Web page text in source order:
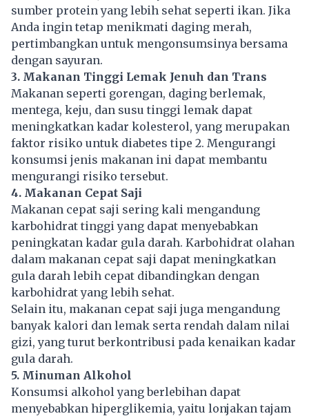
sumber protein yang lebih sehat seperti ikan. Jika
Anda ingin tetap menikmati daging merah,
pertimbangkan untuk mengonsumsinya bersama
dengan sayuran.
3. Makanan Tinggi Lemak Jenuh dan Trans
Makanan seperti gorengan, daging berlemak,
mentega, keju, dan susu tinggi lemak dapat
meningkatkan kadar kolesterol, yang merupakan
faktor risiko untuk diabetes tipe 2. Mengurangi
konsumsi jenis makanan ini dapat membantu
mengurangi risiko tersebut.
4. Makanan Cepat Saji
Makanan cepat saji sering kali mengandung
karbohidrat tinggi yang dapat menyebabkan
peningkatan kadar gula darah. Karbohidrat olahan
dalam makanan cepat saji dapat meningkatkan
gula darah lebih cepat dibandingkan dengan
karbohidrat yang lebih sehat.
Selain itu, makanan cepat saji juga mengandung
banyak kalori dan lemak serta rendah dalam nilai
gizi, yang turut berkontribusi pada kenaikan kadar
gula darah.
5. Minuman Alkohol
Konsumsi alkohol yang berlebihan dapat
menyebabkan hiperglikemia, yaitu lonjakan tajam